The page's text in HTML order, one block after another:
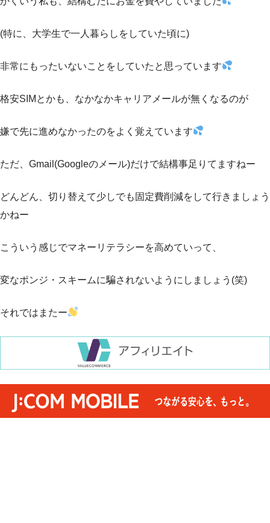
(特に、大学生で一人暮らしをしていた頃に)
非常にもったいないことをしていたと思っています
格安SIMとかも、なかなかキャリアメールが無くなるのが
嫌で先に進めなかったのをよく覚えています
ただ、Gmail(Googleのメール)だけで結構事足りてますねー
どんどん、切り替えて少しでも固定費削減をして行きましょう
かねー
こういう感じでマネーリテラシーを高めていって、
変なポンジ・スキームに騙されないようにしましょう(笑)
それではまたー